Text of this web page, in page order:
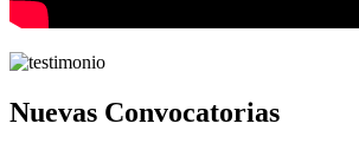
Nuevas Convocatorias